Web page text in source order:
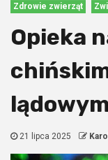
Zdrowie zwierząt
Opieka
21 lipca 2025